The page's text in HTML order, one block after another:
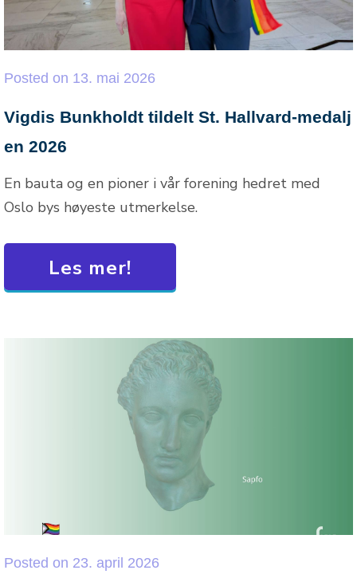
Posted on 13. mai 2026
Vigdis Bunkholdt tildelt St. Hallvard-medalj
en 2026
En bauta og en pioner i vår forening hedret med
Oslo bys høyeste utmerkelse.
Les mer!
Posted on 23. april 2026